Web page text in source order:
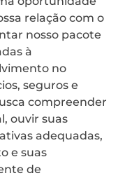
relação com o
nosso pacote
à
no
seguros e
compreender
ouvir suas
adequadas,
e suas
de